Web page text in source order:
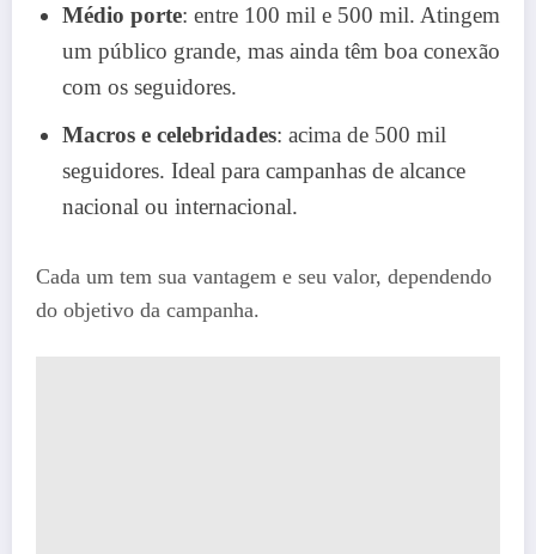
Médio porte: entre 100 mil e 500 mil. Atingem
um público grande, mas ainda têm boa conexão
com os seguidores.
Macros e celebridades: acima de 500 mil
seguidores. Ideal para campanhas de alcance
nacional ou internacional.
Cada um tem sua vantagem e seu valor, dependendo
do objetivo da campanha.